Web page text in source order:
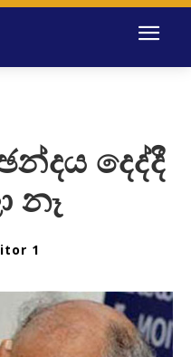
දෙද්දී
නෑ
1